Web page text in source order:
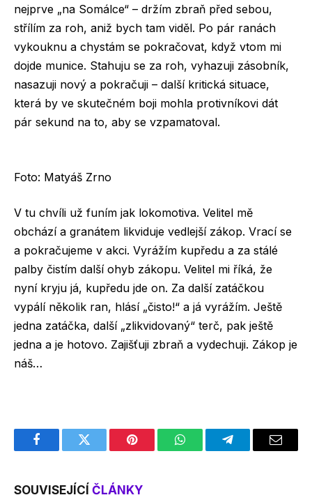
nejprve „na Somálce“ – držím zbraň před sebou,
střílím za roh, aniž bych tam viděl. Po pár ranách
vykouknu a chystám se pokračovat, když vtom mi
dojde munice. Stahuju se za roh, vyhazuji zásobník,
nasazuji nový a pokračuji – další kritická situace,
která by ve skutečném boji mohla protivníkovi dát
pár sekund na to, aby se vzpamatoval.
Foto: Matyáš Zrno
V tu chvíli už funím jak lokomotiva. Velitel mě
obchází a granátem likviduje vedlejší zákop. Vrací se
a pokračujeme v akci. Vyrážím kupředu a za stálé
palby čistím další ohyb zákopu. Velitel mi říká, že
nyní kryju já, kupředu jde on. Za další zatáčkou
vypálí několik ran, hlásí „čisto!“ a já vyrážím. Ještě
jedna zatáčka, další „zlikvidovaný“ terč, pak ještě
jedna a je hotovo. Zajišťuji zbraň a vydechuji. Zákop je
náš…
FacebookTwitter Pinterest WhatsAppTelegramEmail
SOUVISEJÍCÍ ČLÁNKY